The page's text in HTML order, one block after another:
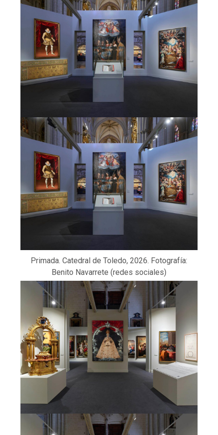
Primada. Catedral de Toledo, 2026. Fotografía:
Benito Navarrete (redes sociales)